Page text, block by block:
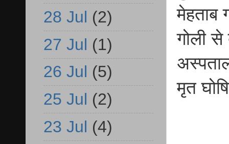
मेहताब
गोली से
मृत
28 Jul (2)
27 Jul (1)
26 Jul (5)
25 Jul (2)
23 Jul (4)